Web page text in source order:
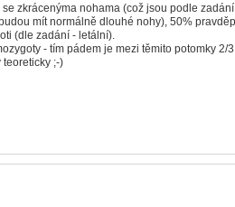
zkrácenýma nohama (což jsou podle zadání
mít normálně dlouhé nohy), 50%
(dle zadání - letální).
- tím pádem je mezi těmito potomky 2/3
;-)